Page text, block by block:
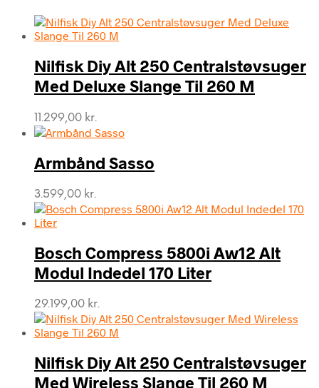
Nilfisk Diy Alt 250 Centralstøvsuger
Med Deluxe Slange Til 260 M
11.299,00 kr.
Armbånd Sasso
3.599,00 kr.
Bosch Compress 5800i Aw12 Alt
Modul Indedel 170 Liter
29.199,00 kr.
Nilfisk Diy Alt 250 Centralstøvsuger
Med Wireless Slange Til 260 M